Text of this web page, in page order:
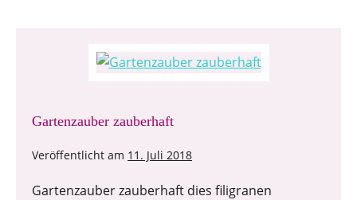
Gartenzauber zauberhaft
Veröffentlicht am 11. Juli 2018
Gartenzauber zauberhaft dies filigranen